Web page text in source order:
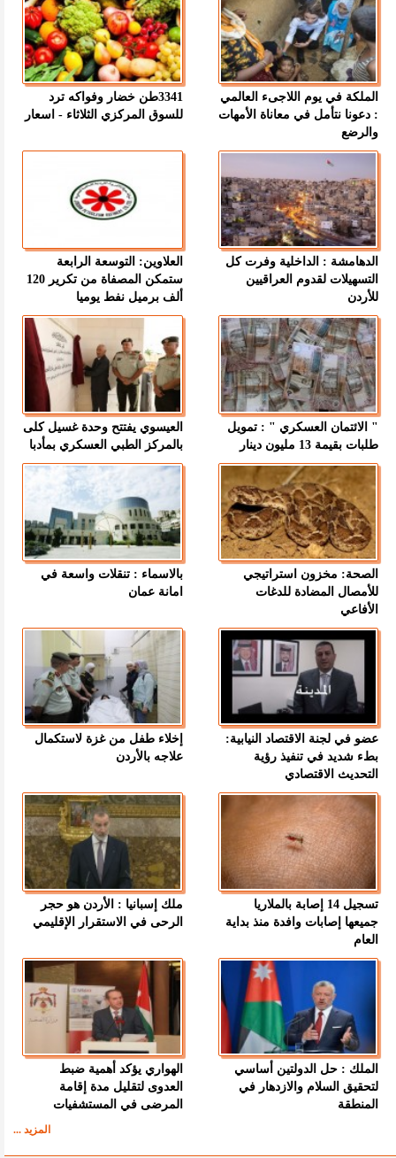
الملكة في يوم اللاجىء العالمي
: دعونا نتأمل في معاناة الأمهات
والرضع
3341طن خضار وفواكه ترد
للسوق المركزي الثلاثاء - اسعار
الدهامشة : الداخلية وفرت كل
التسهيلات لقدوم العراقيين
للأردن
العلاوين: التوسعة الرابعة
ستمكن المصفاة من تكرير 120
ألف برميل نفط يوميا
" الائتمان العسكري " : تمويل
طلبات بقيمة 13 مليون دينار
العيسوي يفتتح وحدة غسيل كلى
بالمركز الطبي العسكري بمأدبا
الصحة: مخزون استراتيجي
للأمصال المضادة للدغات
الأفاعي
بالاسماء : تنقلات واسعة في
امانة عمان
عضو في لجنة الاقتصاد النيابية:
بطء شديد في تنفيذ رؤية
التحديث الاقتصادي
إخلاء طفل من غزة لاستكمال
علاجه بالأردن
تسجيل 14 إصابة بالملاريا
جميعها إصابات وافدة منذ بداية
العام
ملك إسبانيا : الأردن هو حجر
الرحى في الاستقرار الإقليمي
الملك : حل الدولتين أساسي
لتحقيق السلام والازدهار في
المنطقة
الهواري يؤكد أهمية ضبط
العدوى لتقليل مدة إقامة
المرضى في المستشفيات
المزيد ...